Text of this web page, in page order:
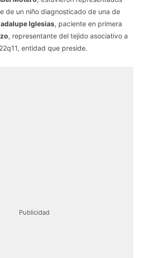
de un niño diagnosticado de una de
Iglesias, paciente en primera
, representante del tejido asociativo a
entidad que preside.
Publicidad